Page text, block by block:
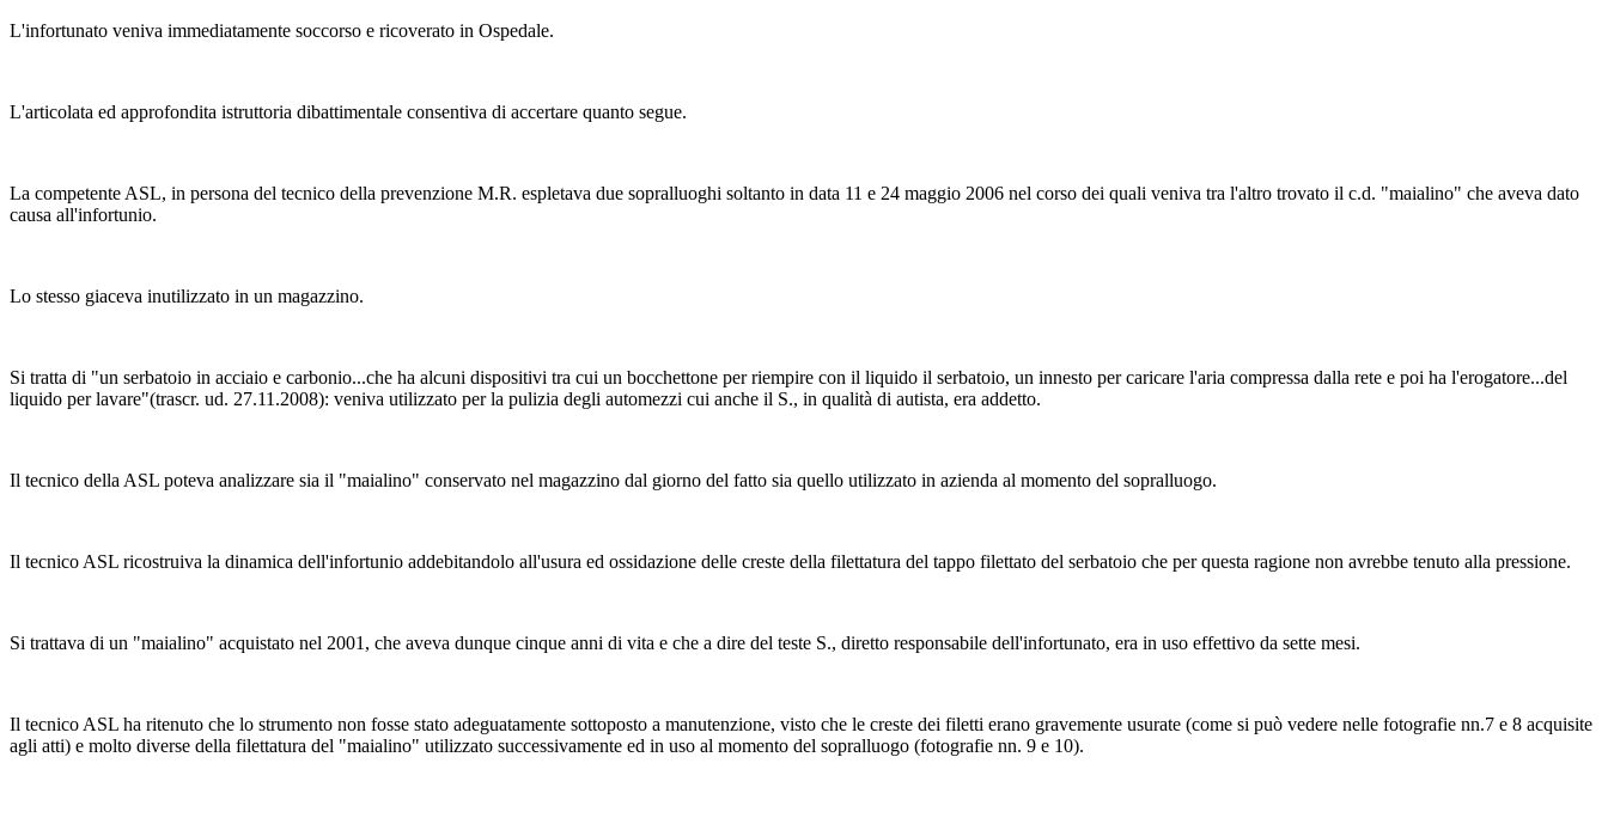
L'infortunato veniva immediatamente soccorso e ricoverato in Ospedale.
L'articolata ed approfondita istruttoria dibattimentale consentiva di accertare quanto segue.
La competente ASL, in persona del tecnico della prevenzione M.R. espletava due sopralluoghi soltanto in data 11 e 24 maggio 2006 nel corso dei quali veniva tra l'altro trovato il c.d. "maialino" che aveva dato
causa all'infortunio.
Lo stesso giaceva inutilizzato in un magazzino.
Si tratta di "un serbatoio in acciaio e carbonio...che ha alcuni dispositivi tra cui un bocchettone per riempire con il liquido il serbatoio, un innesto per caricare l'aria compressa dalla rete e poi ha l'erogatore...del
liquido per lavare"(trascr. ud. 27.11.2008): veniva utilizzato per la pulizia degli automezzi cui anche il S., in qualità di autista, era addetto.
Il tecnico della ASL poteva analizzare sia il "maialino" conservato nel magazzino dal giorno del fatto sia quello utilizzato in azienda al momento del sopralluogo.
Il tecnico ASL ricostruiva la dinamica dell'infortunio addebitandolo all'usura ed ossidazione delle creste della filettatura del tappo filettato del serbatoio che per questa ragione non avrebbe tenuto alla pressione.
Si trattava di un "maialino" acquistato nel 2001, che aveva dunque cinque anni di vita e che a dire del teste S., diretto responsabile dell'infortunato, era in uso effettivo da sette mesi.
Il tecnico ASL ha ritenuto che lo strumento non fosse stato adeguatamente sottoposto a manutenzione, visto che le creste dei filetti erano gravemente usurate (come si può vedere nelle fotografie nn.7 e 8 acquisite
agli atti) e molto diverse della filettatura del "maialino" utilizzato successivamente ed in uso al momento del sopralluogo (fotografie nn. 9 e 10).